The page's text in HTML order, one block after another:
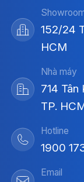
152/24
HCM
Nhà máy
714 Tân
TP.
Hotline
1900
Email